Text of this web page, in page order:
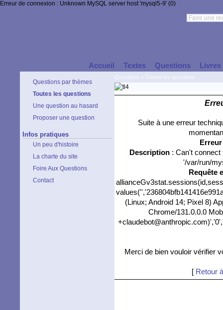
Erreur de connexion : Unknown MySQL server host 'mysql5-9' (0)
Accueil Textes Questions Livres
Questions par thèmes
Toutes les questions
Une question au hasard
Proposer une question
Infos pratiques
Un peu d'histoire
La charte du site
Foire Aux Questions
Contact
Suite à une erreur
Description: Can't connect
'/var/run/
Requête
(Linux; Android 14; Pixel 8)
Chrome/131.0.0.0
Merci de bien vouloir vérifier
[ Retour